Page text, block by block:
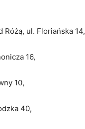
Różą, ul. Floriańska 14,
16,
10,
40,